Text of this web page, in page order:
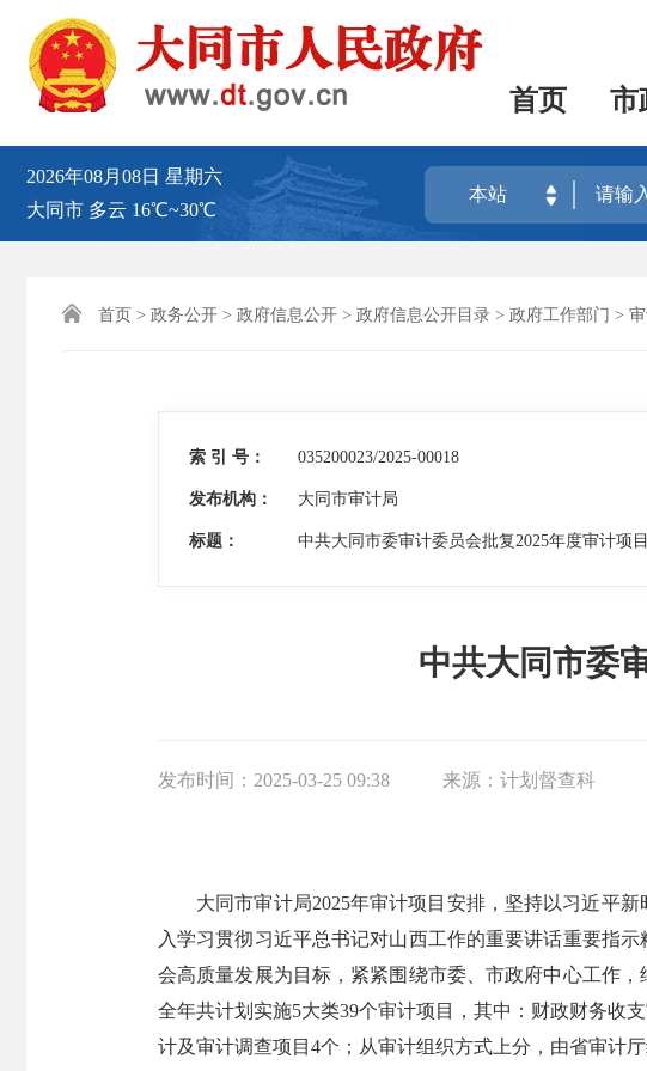
首页 市
2026年08月08日 星期六
大同市 多云 16℃~30℃
本站
 首页 > 政务公开 > 政府信息公开 > 政府信息公开目录 > 政府工作部门 >
索 引 号： 035200023/2025-00018
发布机构： 大同市审计局
标题： 中共大同市委审计委员会批复2025年度审计项
中共大同市委
发布时间： 2025-03-25 09:38 来源： 计划督查科
大同市审计局2025年审计项目安排，坚持以习近平
入学习贯彻习近平总书记对山西工作的重要讲话重要指
会高质量发展为目标，紧紧围绕市委、市政府中心工作
全年共计划实施5大类39个审计项目，其中：财政财务收
计及审计调查项目4个；从审计组织方式上分，由省审计